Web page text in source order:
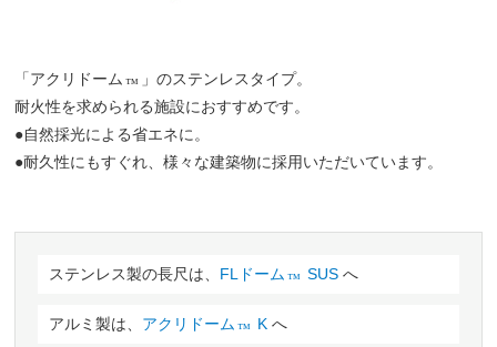
「アクリドーム ™
」のステンレスタイプ。
耐火性を求められる施設におすすめです。
●自然採光による省エネに。
●耐久性にもすぐれ、様々な建築物に採用いただいています。
ステンレス製の長尺は、 FLドーム ™ SUS へ
アルミ製は、 アクリドーム ™ K へ